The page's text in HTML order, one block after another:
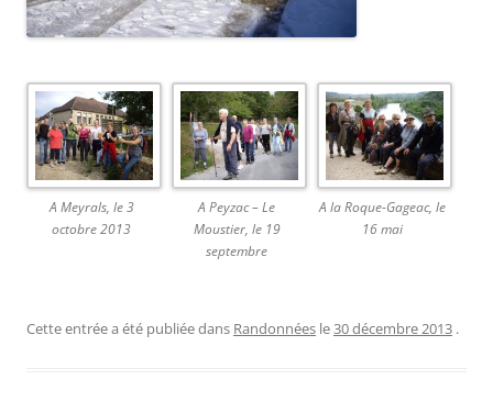
A Meyrals, le 3
octobre 2013
A Peyzac – Le
Moustier, le 19
septembre
A la Roque-Gageac, le
16 mai
Cette entrée a été publiée dans Randonnées le30 décembre 2013 .